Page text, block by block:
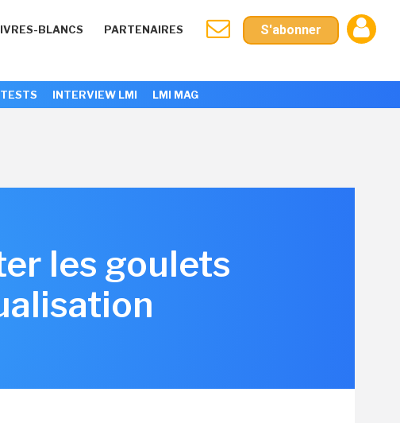
BLANCS PARTENAIRES S'abonner
TESTS INTERVIEW LMI LMI MAG
les goulets